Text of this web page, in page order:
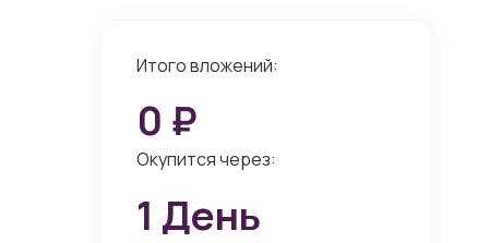
Итого вложений:
0 ₽
Окупится через:
1 День